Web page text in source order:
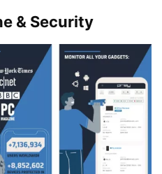
& Security